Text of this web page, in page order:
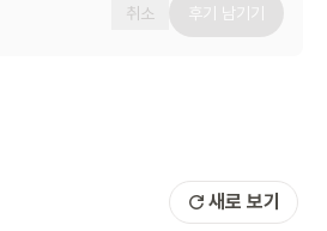
취소 후기 남기기
새로 보기